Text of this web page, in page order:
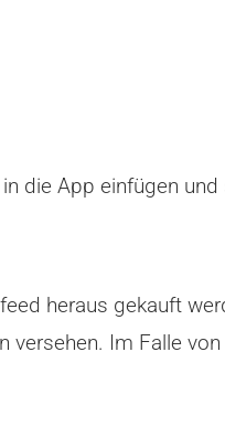
die App einfügen
heraus gekauft
versehen. Im Falle